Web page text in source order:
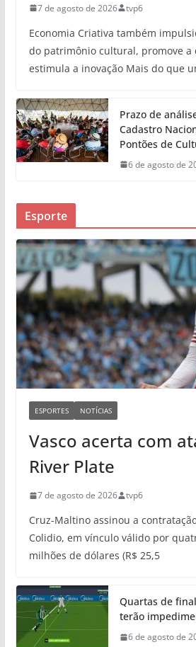
7 de agosto de 2026 tvp6
Economia Criativa também
do patrimônio cultural, promove a
estimula a inovação Mais do que
Prazo de
Cadastro
Pontões de
6 de agosto de
Esporte
ESPORTES NOTÍCIAS
Vasco acerta com
River Plate
7 de agosto de 2026 tvp6
Cruz-Maltino assinou a
Colidio, em vínculo válido por
milhões de dólares (R$ 25,5
Quartas de
terão
6 de agosto de